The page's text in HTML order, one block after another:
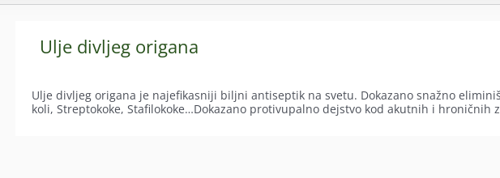
Ulje divljeg origana
Ulje divljeg origana je najefikasniji biljni antiseptik na svetu. Dokazano snažno
koli, Streptokoke, Stafilokoke…Dokazano protivupalno dejstvo kod akutnih i hroničnih